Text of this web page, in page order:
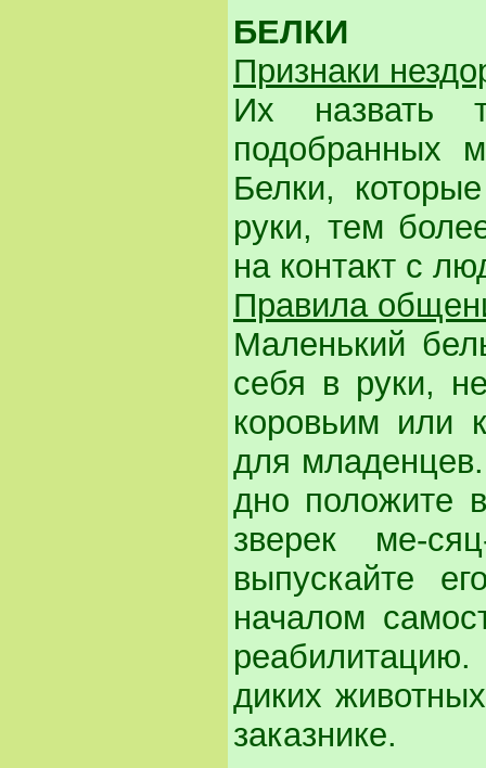
БЕЛКИ
Признаки
Их назвать
подобранных
Белки,
руки, тем
на контакт с
Правила
Маленький
себя в руки,
коровьим или
для
дно положите
зверек ме-
выпускайте
началом
диких
заказнике.